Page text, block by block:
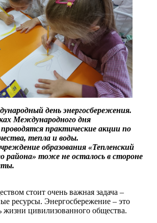
день энергосбережения.
Международного дня
практические акции по
тепла и воды.
образования «Тепленский
района» тоже не осталось в стороне
стоит очень важная задача –
ресурсы. Энергосбережение – это
жизни цивилизованного общества.